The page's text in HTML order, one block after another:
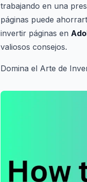
trabajando en una
páginas puede
invertir páginas en
valiosos consejos.
Domina el Arte de